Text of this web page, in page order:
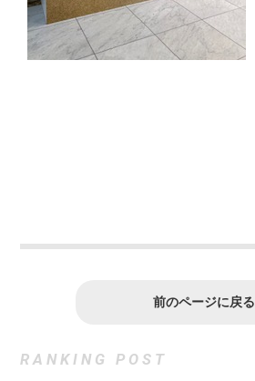
前のページに戻る
RANKING POST